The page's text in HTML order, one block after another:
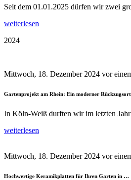
Seit dem 01.01.2025 dürfen wir zwei
weiterlesen
2024
Mittwoch, 18. Dezember 2024 vor
Gartenprojekt am Rhein: Ein moderner
In Köln-Weiß durften wir im letzten
weiterlesen
Mittwoch, 18. Dezember 2024 vor
Hochwertige Keramikplatten für Ihren Garten in …